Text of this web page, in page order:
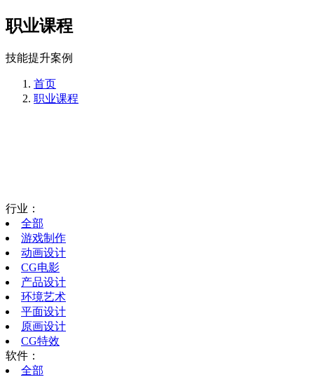
职业课程
技能提升案例
首页
职业课程
行业：
全部
游戏制作
动画设计
CG电影
产品设计
环境艺术
平面设计
原画设计
CG特效
软件：
全部